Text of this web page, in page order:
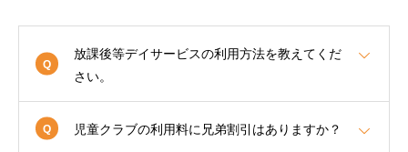
放課後等デイサービスの利用方法を教えてくだ
さい。
児童クラブの利用料に兄弟割引はありますか？